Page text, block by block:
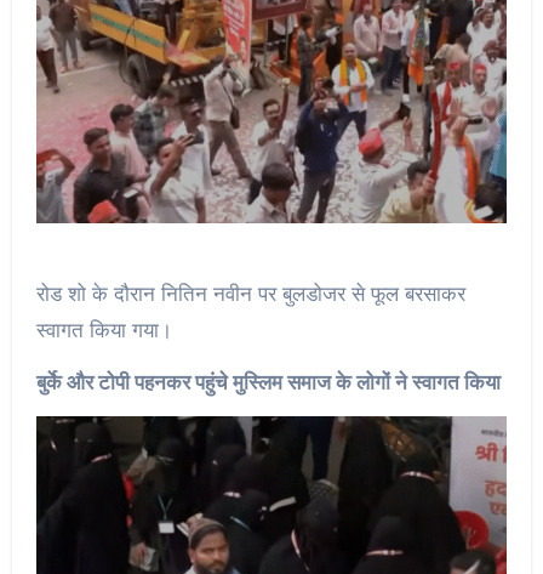
रोड शो के दौरान नितिन नवीन पर बुलडोजर से फूल बरसाकर
स्वागत किया गया।
बुर्के और टोपी पहनकर पहुंचे मुस्लिम समाज के लोगों ने स्वागत किया